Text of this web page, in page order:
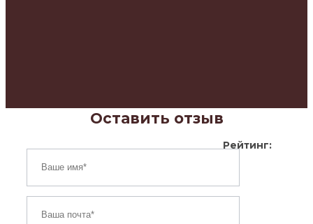
Оставить отзыв
Рейтинг: